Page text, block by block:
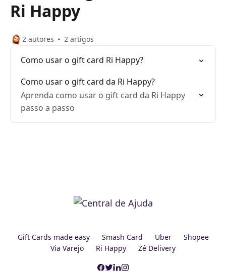
Ri Happy
2 autores 2 artigos
Como usar o gift card Ri Happy?
Como usar o gift card da Ri Happy?
Aprenda como usar o gift card da Ri Happy
passo a passo
Gift Cards made easy Smash Card Uber
Shopee
Via Varejo
Ri Happy Zé Delivery